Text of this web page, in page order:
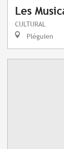
Les
CULTURAL
Pléguien